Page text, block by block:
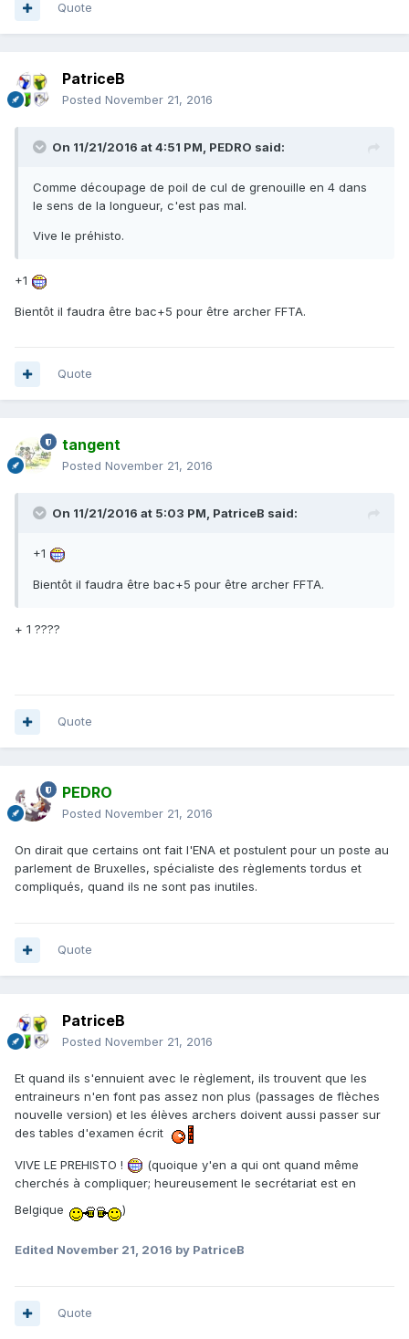
Etonnant non ? Pierre Desproges se serait délecté de ces
subtilités.
Je reste confiant, bien que souriant, ce biais sera vite
enlevé du réglement et le bambou qui constitue plus de 75
lettres de noblesse.
est-il interdit ? Parce qu'il correspondrait en terme de spin à
des arcs de plus de 60 livres. Etonnant non ?
Quote
PatriceB
Posted November 21, 2016
On 11/21/2016 at 4:51 PM, PEDRO said:
Comme découpage de poil de cul de grenouille en 4 dans
le sens de la longueur, c'est pas mal.
Vive le préhisto.
+1
Bientôt il faudra être bac+5 pour être archer FFTA.
Quote
tangent
Posted November 21, 2016
On 11/21/2016 at 5:03 PM, PatriceB said:
+1
Bientôt il faudra être bac+5 pour être archer FFTA.
+ 1 ????
Quote
PEDRO
Posted November 21, 2016
On dirait que certains ont fait l'ENA et postulent pour un poste au
parlement de Bruxelles, spécialiste des règlements tordus et
compliqués, quand ils ne sont pas inutiles.
Quote
PatriceB
Posted November 21, 2016
Et quand ils s'ennuient avec le règlement, ils trouvent que les
entraineurs n'en font pas assez non plus (passages de flèches
nouvelle version) et les élèves archers doivent aussi passer sur
des tables d'examen écrit
VIVE LE PREHISTO !
(quoique y'en a qui ont quand même
cherchés à compliquer; heureusement le secrétariat est en
Belgique
)
Edited November 21, 2016 by PatriceB
Quote